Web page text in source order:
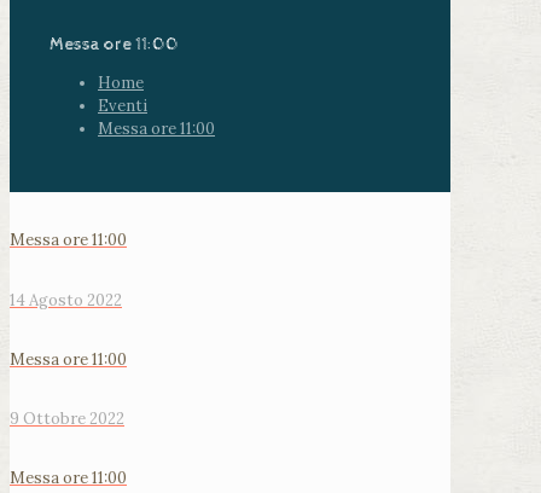
Messa ore 11:00
Home
Eventi
Messa ore 11:00
Messa ore 11:00
14 Agosto 2022
Messa ore 11:00
9 Ottobre 2022
Messa ore 11:00